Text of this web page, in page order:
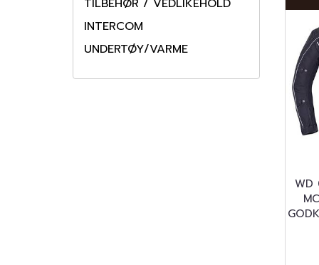
TILBEHØR / VEDLIKEHOLD
INTERCOM
UNDERTØY/VARME
WD